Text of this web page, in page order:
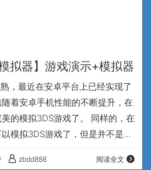
拟器】游戏演示+模拟器
，最近在安卓平台上已经实现了
着安卓手机性能的不断提升，在
的模拟3DS游戏了。 同样的，在
模拟3DS游戏了，但是并不是独
的。支持的格式是CCI，如果找
zbdd888 阅读全文